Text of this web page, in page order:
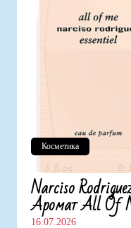
Narciso
Аромат All Of
16.07.2026
Косметика